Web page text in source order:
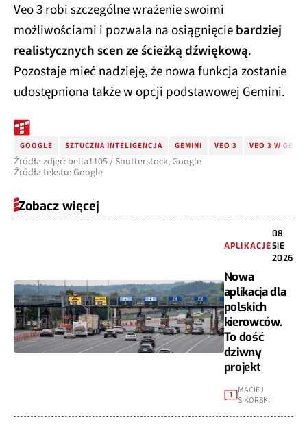
Veo 3 robi szczególne wrażenie swoimi
możliwościami i pozwala na osiągnięciebardziej
realistycznych scen ze ścieżką dźwiękową.
Pozostaje mieć nadzieję, że nowa funkcja zostanie
udostępniona także w opcji podstawowej Gemini.
GOOGLE SZTUCZNA INTELIGENCJA GEMINI VEO 3 VEO 3 W
Źródła zdjęć: bella1105 / Shutterstock, Google
Źródła tekstu: Google
Zobacz więcej
APLIKACJE
08
SIE
2026
Nowa
aplikacja dla
polskich
kierowców.
To dość
dziwny
projekt
1
MACIEJ
SIKORSKI